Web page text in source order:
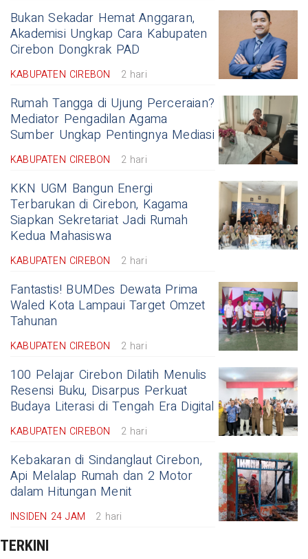
Bukan Sekadar Hemat Anggaran,
Akademisi Ungkap Cara Kabupaten
Cirebon Dongkrak PAD
KABUPATEN CIREBON 2 hari
Rumah Tangga di Ujung Perceraian?
Mediator Pengadilan Agama
Sumber Ungkap Pentingnya Mediasi
KABUPATEN CIREBON 2 hari
KKN UGM Bangun Energi
Terbarukan di Cirebon, Kagama
Siapkan Sekretariat Jadi Rumah
Kedua Mahasiswa
KABUPATEN CIREBON 2 hari
Fantastis! BUMDes Dewata Prima
Waled Kota Lampaui Target Omzet
Tahunan
KABUPATEN CIREBON 2 hari
100 Pelajar Cirebon Dilatih Menulis
Resensi Buku, Disarpus Perkuat
Budaya Literasi di Tengah Era Digital
KABUPATEN CIREBON 2 hari
Kebakaran di Sindanglaut Cirebon,
Api Melalap Rumah dan 2 Motor
dalam Hitungan Menit
INSIDEN 24 JAM 2 hari
TERKINI